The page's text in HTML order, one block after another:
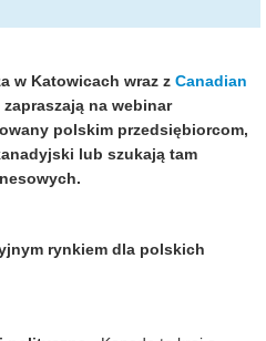
w Katowicach wraz z Canadian
zapraszają na webinar
polskim przedsiębiorcom,
lub szukają tam
rynkiem dla polskich